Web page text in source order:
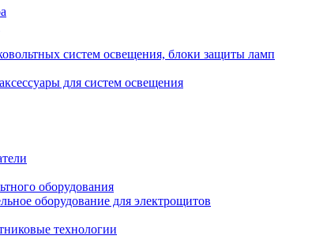
систем освещения, блоки защиты ламп
для систем освещения
оборудования
оборудование для электрощитов
технологии